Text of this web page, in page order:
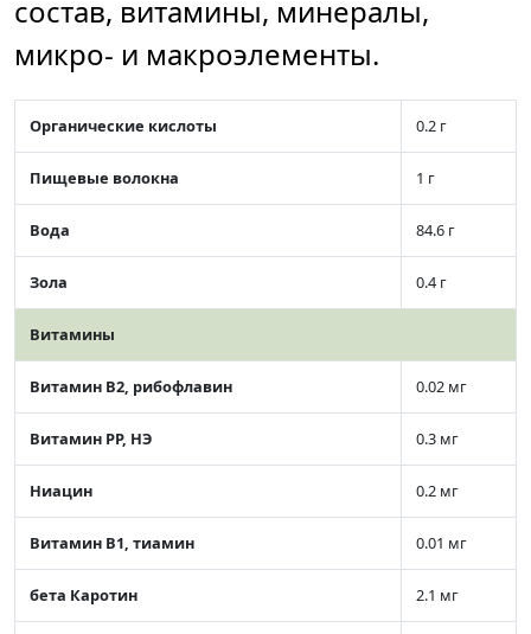
состав, витамины, минералы,
микро- и макроэлементы.
Органические кислоты 0.2 г
Пищевые волокна 1 г
Вода 84.6 г
Зола 0.4 г
Витамины
Витамин В2, рибофлавин 0.02 мг
Витамин РР, НЭ 0.3 мг
Ниацин 0.2 мг
Витамин В1, тиамин 0.01 мг
бета Каротин 2.1 мг